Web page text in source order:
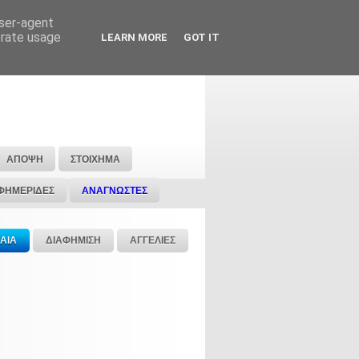
ΑΠΟΨΗ ΣΤΟΙΧΗΜΑ
ΑΝΑΓΝΩΣΤΕΣ
ΔΙΑΦΗΜΙΣΗ ΑΓΓΕΛΙΕΣ
agent
usage
LEARN MORE GOT IT